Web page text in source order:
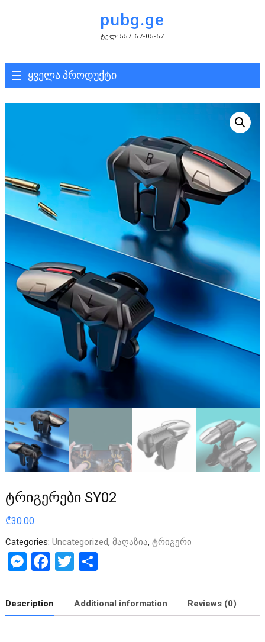
pubg.ge
ᲢᲔᲚ:557 67-05-57
ყველა პროდუქტი
ტრიგერები SY02
₾30.00
Categories: Uncategorized, მაღაზია, ტრიგერი
M
se
n
F
ce
b
T
tt
er
ar
e
Description Additional information Reviews (0)